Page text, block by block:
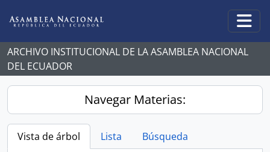
ARCHIVO INSTITUCIONAL DE LA ASAMBLEA NACIONAL
DEL ECUADOR
Navegar Materias:
Vista de árbol Lista
Búsqueda